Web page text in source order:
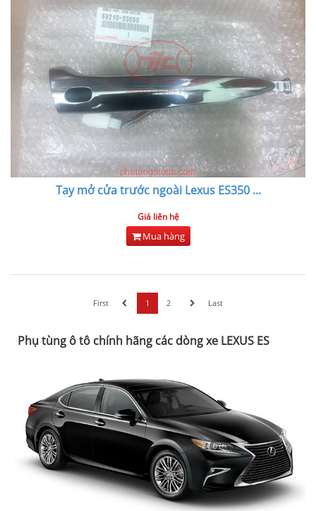
Tay mở cửa trước ngoài Lexus ES350 ...
Giá liên hệ
Mua hàng
First 1 2 Last
Phụ tùng ô tô chính hãng các dòng xe LEXUS ES